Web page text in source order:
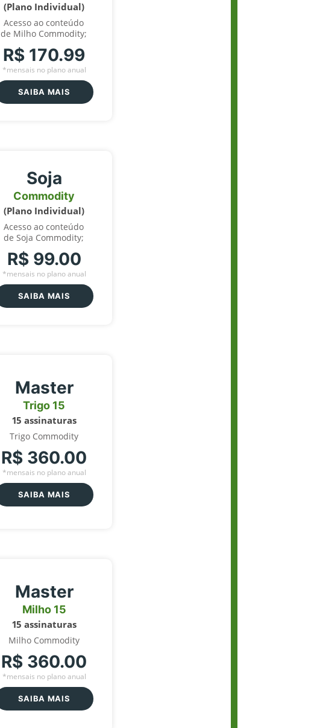
(Plano Individual)
Acesso ao conteúdo
de Milho Commodity;
R$ 170.99
*mensais no plano anual
SAIBA MAIS
Soja
Commodity
(Plano Individual)
Acesso ao conteúdo
de Soja Commodity;
R$ 99.00
*mensais no plano anual
SAIBA MAIS
Master
Trigo 15
15 assinaturas
Trigo Commodity
R$ 360.00
*mensais no plano anual
SAIBA MAIS
Master
Milho 15
15 assinaturas
Milho Commodity
R$ 360.00
*mensais no plano anual
SAIBA MAIS